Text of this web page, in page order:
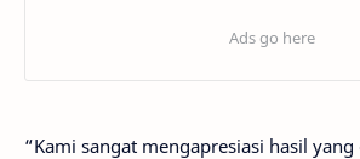
“Kami sangat mengapresiasi hasil